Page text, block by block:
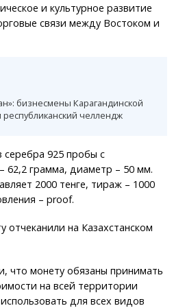
и культурное развитие
связи между Востоком и
бизнесмены Карагандинской
челлендж
серебра 925 пробы с
62,2 грамма, диаметр – 50 мм.
2000 тенге, тираж – 1000
– proof.
отчеканили на Казахстанском
что монету обязаны принимать
на всей территории
для всех видов